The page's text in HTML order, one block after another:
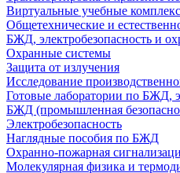
Виртуальные учебные
Общетехнические и
БЖД, электробезопасность и
Охранные системы
Защита от излучения
Исследование
Готовые лаборатории по БЖД,
БЖД (промышленная
Электробезопасность
Наглядные пособия по БЖД
Охранно-пожарная
Молекулярная физика и